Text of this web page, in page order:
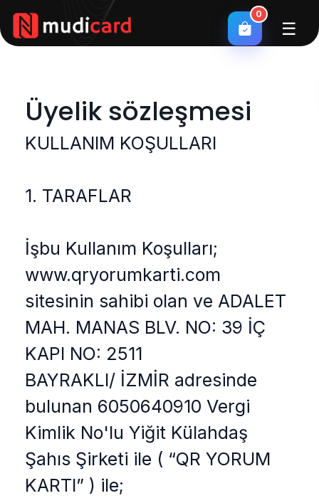
☰
0
Üyelik sözleşmesi
KULLANIM KOŞULLARI
1. TARAFLAR
İşbu Kullanım Koşulları;
www.qryorumkarti.com
sitesinin sahibi olan ve ADALET
MAH. MANAS BLV. NO: 39 İÇ
KAPI NO: 2511
BAYRAKLI/ İZMİR adresinde
bulunan 6050640910 Vergi
Kimlik No'lu Yiğit Külahdaş
Şahıs Şirketi ile ( “QR YORUM
KARTI” ) ile;